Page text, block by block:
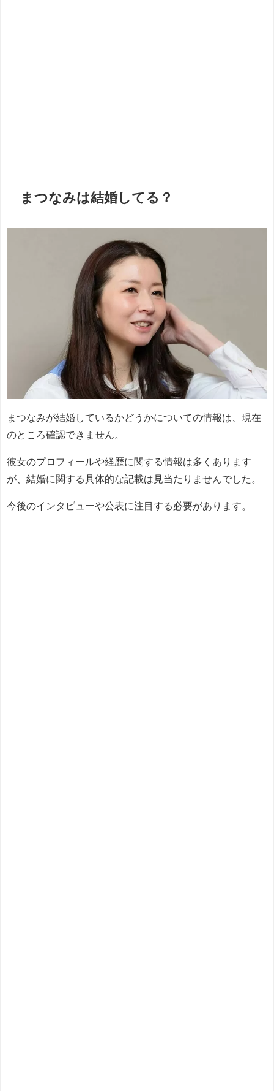
まつなみは結婚してる？
まつなみが結婚しているかどうかについての情報は、現在
のところ確認できません。
彼女のプロフィールや経歴に関する情報は多くあります
が、結婚に関する具体的な記載は見当たりませんでした。
今後のインタビューや公表に注目する必要があります。